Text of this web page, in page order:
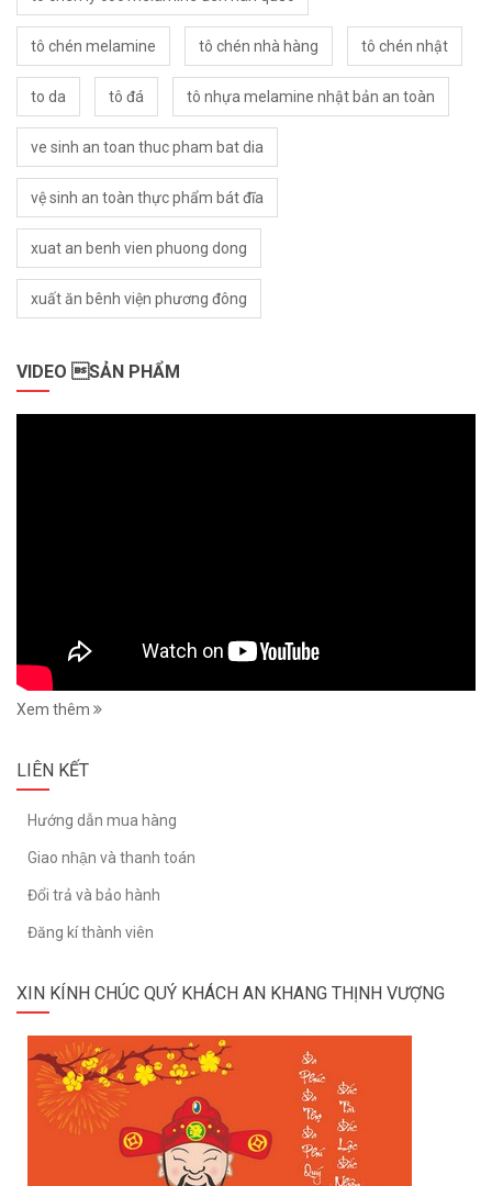
tô chén melamine tô chén nhà hàng tô chén nhật
to da tô đá tô nhựa melamine nhật bản an toàn
ve sinh an toan thuc pham bat dia
vệ sinh an toàn thực phẩm bát đĩa
xuat an benh vien phuong dong
xuất ăn bênh viện phương đông
VIDEO SẢN PHẨM
Xem thêm
LIÊN KẾT
Hướng dẫn mua hàng
Giao nhận và thanh toán
Đổi trả và bảo hành
Đăng kí thành viên
XIN KÍNH CHÚC QUÝ KHÁCH AN KHANG THỊNH VƯỢNG